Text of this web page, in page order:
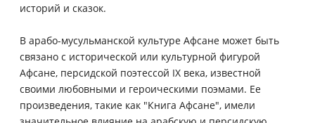
историй и сказок.
В арабо-мусульманской культуре Афсане может быть
связано с исторической или культурной фигурой
Афсане, персидской поэтессой IX века, известной
своими любовными и героическими поэмами. Ее
произведения, такие как "Книга Афсане", имели